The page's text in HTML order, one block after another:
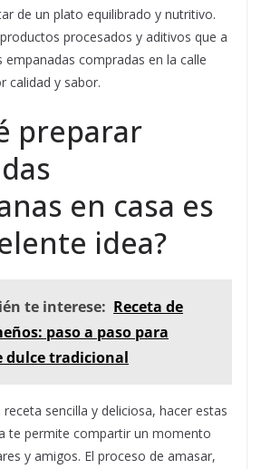
de un plato equilibrado y nutritivo.
procesados y aditivos que a
empanadas compradas en la calle
calidad y sabor.
preparar
en casa es
idea?
te interese: Receta de
paso a paso para
dulce tradicional
sencilla y deliciosa, hacer estas
te permite compartir un momento
y amigos. El proceso de amasar,